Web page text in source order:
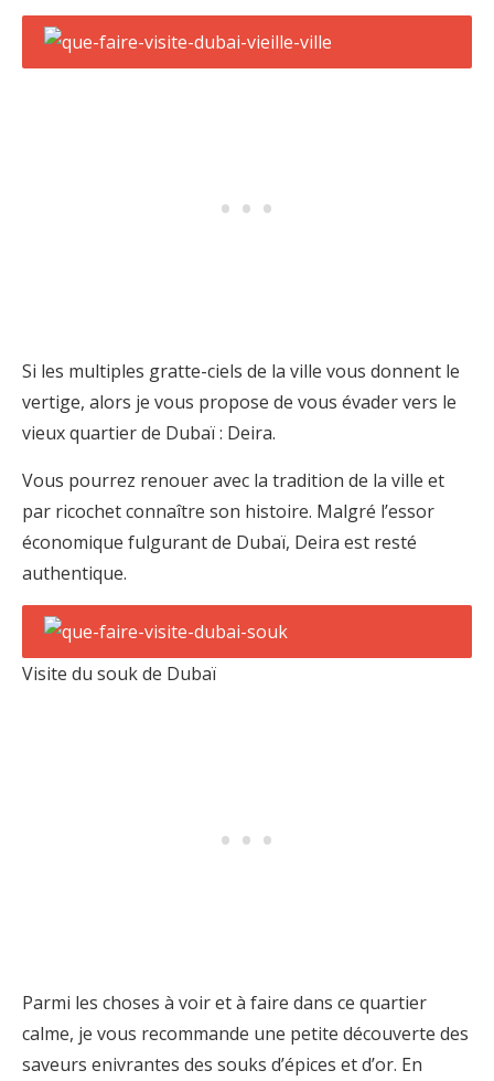
Si les multiples gratte-ciels de la ville vous donnent le
vertige, alors je vous propose de vous évader vers le
vieux quartier de Dubaï : Deira.
Vous pourrez renouer avec la tradition de la ville et
par ricochet connaître son histoire. Malgré l’essor
économique fulgurant de Dubaï, Deira est resté
authentique.
Visite du souk de Dubaï
Parmi les choses à voir et à faire dans ce quartier
calme, je vous recommande une petite découverte des
saveurs enivrantes des souks d’épices et d’or. En